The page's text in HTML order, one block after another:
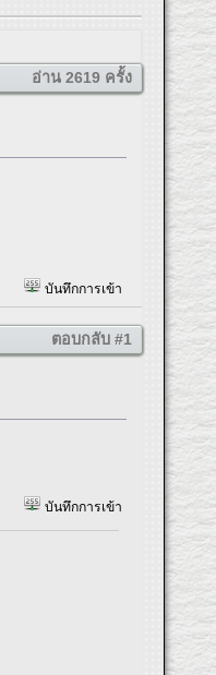
อ่าน 2619 ครั้ง
บันทึกการเข้า
ตอบกลับ #1
บันทึกการเข้า